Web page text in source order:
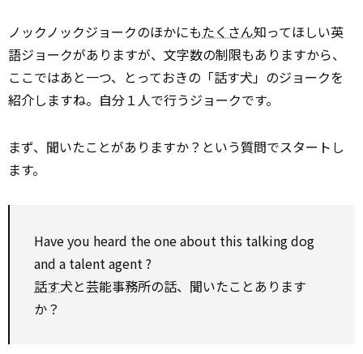
ノックノックジョークのほかにもたくさん知ってほしい英
語ジョークがありますが、文字数の制限もありますから、
ここではあと一つ、とっておきの「話す犬」のジョークを
紹介しますね。自分１人で行うジョークです。
まず、聞いたことがありますか？という質問でスタートし
ます。
Have you heard the one about this talking dog
and a talentagent?
話す犬と芸能事務所の話、聞いたことあります
か？